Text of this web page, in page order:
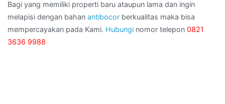
Bagi yang memiliki properti baru ataupun lama dan ingin
melapisi dengan bahan antibocor berkualitas maka bisa
mempercayakan pada Kami. Hubungi nomor telepon 0821
3636 9988